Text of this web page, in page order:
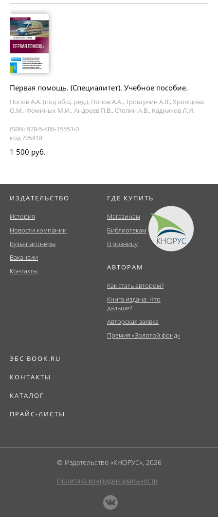
Первая помощь. (Специалитет). Учебное пособие.
Попов А.А. (под общ. ред.), Попов А.А., Трошунин А.В., Хромцова
О.М., Фоминых М.И., Андреев П.В., Столин А.В., Кадников Л.И.
ISBN: 978-5-406-15553-0
код 705818
1 500 руб.
ИЗДАТЕЛЬСТВО
История
Новости компании
Вузы-партнеры
Вакансии
Контакты
ГДЕ КУПИТЬ
Магазинам
Библиотекам
В розницу
АВТОРАМ
Как стать автором?
Книга издана. Что
дальше?
Авторская заявка
Премия «Золотой фонд»
ЭБС BOOK.RU
КОНТАКТЫ
КАТАЛОГ
ПРАЙС-ЛИСТЫ
© Издательство «КНОРУС», 2026
Политика конфиденциальности